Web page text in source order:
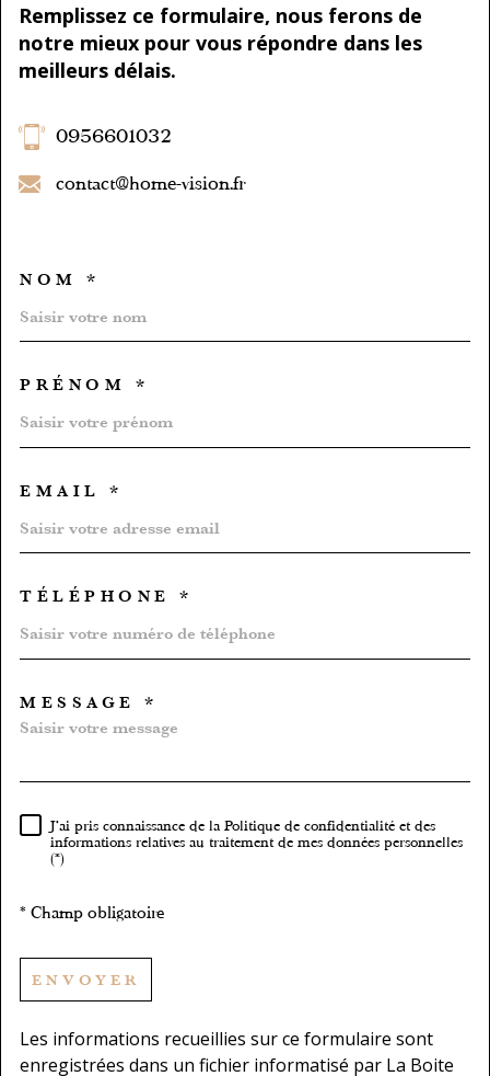
Remplissez ce formulaire, nous ferons de
notre mieux pour vous répondre dans les
meilleurs délais.
0956601032
contact@home-vision.fr
NOM *
PRÉNOM *
EMAIL *
TÉLÉPHONE *
MESSAGE *
RÈGLEMENTATION
J'ai pris connaissance de la Politique de confidentialité et des
informations relatives au traitement de mes données personnelles
(*)
* Champ obligatoire
ENVOYER
Les informations recueillies sur ce formulaire sont
enregistrées dans un fichier informatisé par La Boite